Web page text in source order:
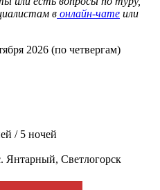
в онлайн-чате или
2026 (по четвергам)
/ 5 ночей
Янтарный, Светлогорск